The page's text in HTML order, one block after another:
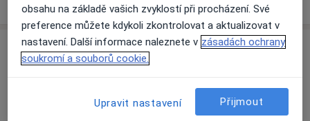
Adresa
obsahu na základě vašich zvyklostí při procházení. Své
preference můžete kdykoli zkontrolovat a aktualizovat v
nastavení. Další informace naleznete v zásadách ochrany
soukromí a souborů cookie.
Upravit nastavení Přijmout